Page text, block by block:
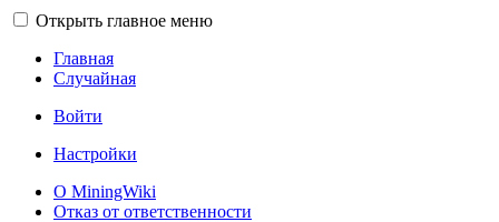
Открыть главное меню
Главная
Случайная
Войти
Настройки
О MiningWiki
Отказ от ответственности